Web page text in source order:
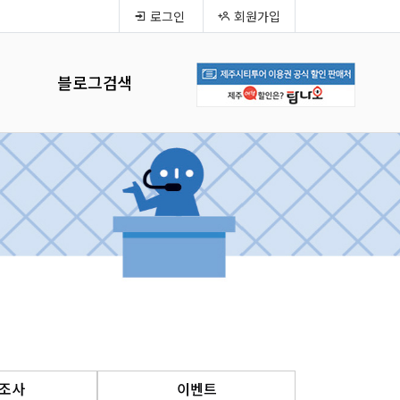
로그인 회원가입
블로그검색
사 이벤트